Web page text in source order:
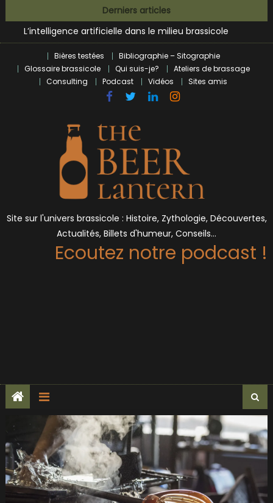
to
content
Derniers articles
Zoumaï : pionnier de la révolution craft à Marseille
L’intelligence artificielle dans le milieu brassicole
BrewDog racheté par Tilray pour une bouchée de pain ?
Bières et célébrités
Bières testées
Bibliographie – Sitographie
Glossaire brassicole
Qui suis-je?
Ateliers de brassage
Consulting
Podcast Vidéos Sites amis
Site sur l'univers brassicole : Histoire, Zythologie, Découvertes,
Actualités, Billets d'humeur, Conseils…
Ecoutez notre podcast !